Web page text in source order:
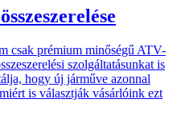
csak prémium minőségű ATV-
szolgáltatásunkat is
hogy új járműve azonnal
is választják vásárlóink ezt